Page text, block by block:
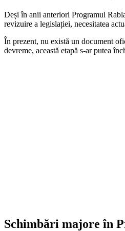
Deși în anii anteriori Programul
revizuire a legislației, necesitatea
În prezent, nu există un document
devreme, această etapă s-ar putea
Schimbări majore în